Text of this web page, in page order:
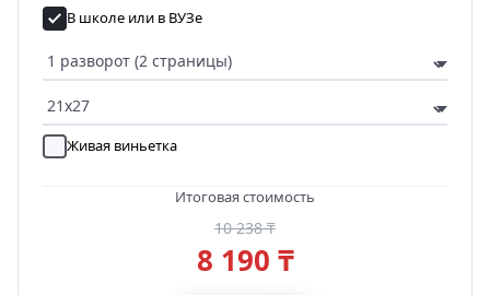
В школе или в ВУЗе
Живая виньетка
Итоговая стоимость
10 238 ₸
8 190 ₸